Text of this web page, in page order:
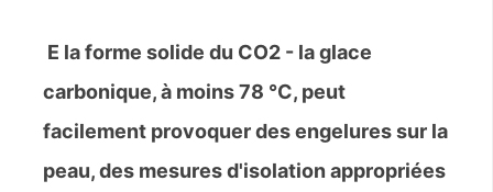
E la forme solide du CO2 - la glace
carbonique, à moins 78 °C, peut
facilement provoquer des engelures sur la
peau, des mesures d'isolation appropriées